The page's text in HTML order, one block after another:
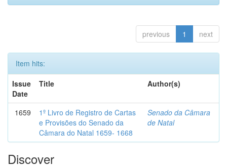
previous 1 next
Item hits:
Issue
Date
Title Author(s)
1659
1º Livro de Registro de Cartas
e Provisões do Senado da
Câmara do Natal 1659- 1668
Senado da Câmara
de Natal
Discover